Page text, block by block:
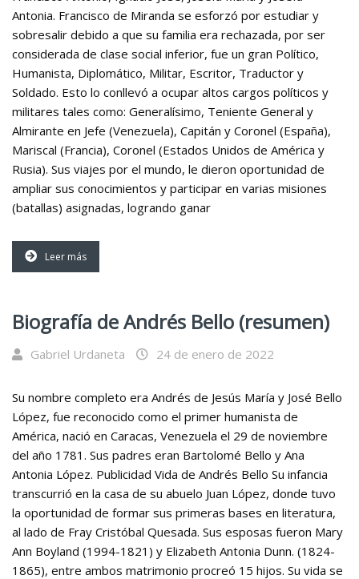
Antonia. Francisco de Miranda se esforzó por estudiar y
sobresalir debido a que su familia era rechazada, por ser
considerada de clase social inferior, fue un gran Político,
Humanista, Diplomático, Militar, Escritor, Traductor y
Soldado. Esto lo conllevó a ocupar altos cargos políticos y
militares tales como: Generalísimo, Teniente General y
Almirante en Jefe (Venezuela), Capitán y Coronel (España),
Mariscal (Francia), Coronel (Estados Unidos de América y
Rusia). Sus viajes por el mundo, le dieron oportunidad de
ampliar sus conocimientos y participar en varias misiones
(batallas) asignadas, logrando ganar
Leer más
Biografía de Andrés Bello (resumen)
Gabriel Urdaneta 24 de enero de 2022
Su nombre completo era Andrés de Jesús María y José Bello
López, fue reconocido como el primer humanista de
América, nació en Caracas, Venezuela el 29 de noviembre
del año 1781. Sus padres eran Bartolomé Bello y Ana
Antonia López. Publicidad Vida de Andrés Bello Su infancia
transcurrió en la casa de su abuelo Juan López, donde tuvo
la oportunidad de formar sus primeras bases en literatura,
al lado de Fray Cristóbal Quesada. Sus esposas fueron Mary
Ann Boyland (1994-1821) y Elizabeth Antonia Dunn. (1824-
1865), entre ambos matrimonio procreó 15 hijos. Su vida se